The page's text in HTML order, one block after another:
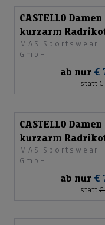
CASTELLO Damen
kurzarm
“ELMNTS FIRE”
MAS Sportswear
GmbH
ab nur €
statt €
CASTELLO Damen
kurzarm
“MLTPL COLOUR”
MAS Sportswear
GmbH
ab nur €
statt €